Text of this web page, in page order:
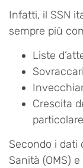
Infatti, il SSN
sempre più
Liste
Crescita
Secondo i dati
Sanità (OMS)